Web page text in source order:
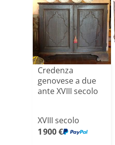
Credenza
genovese a due
ante XVIII secolo
XVIII secolo
1 900 €